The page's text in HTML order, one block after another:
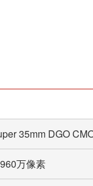
35mm DGO
万像素